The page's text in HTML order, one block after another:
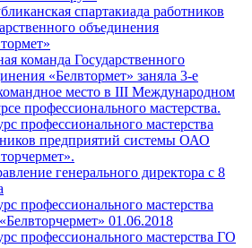
спартакиада работников
объединения
команда Государственного
«Белвтормет» заняла 3-е
место в III Международном
профессионального мастерства.
профессионального мастерства
предприятий системы ОАО
генерального директора с 8
профессионального мастерства
01.06.2018
профессионального мастерства ГО